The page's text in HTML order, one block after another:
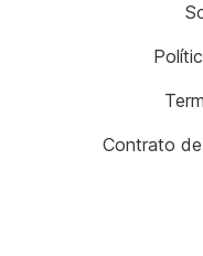
Contrato